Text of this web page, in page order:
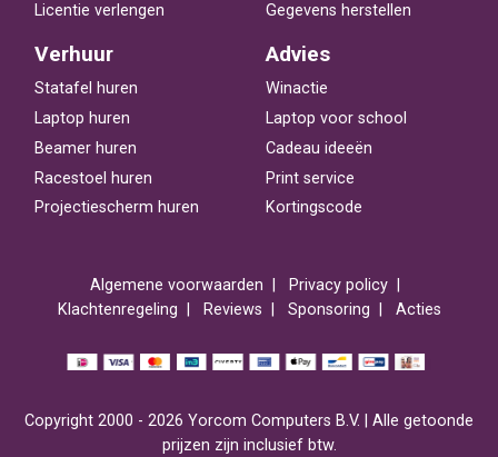
Licentie verlengen
Gegevens herstellen
Verhuur
Statafel huren
Laptop huren
Beamer huren
Racestoel huren
Projectiescherm huren
Advies
Winactie
Laptop voor school
Cadeau ideeën
Print service
Kortingscode
Algemene voorwaarden
Privacy policy
Klachtenregeling
Reviews Sponsoring Acties
Copyright 2000 - 2026 Yorcom Computers B.V. | Alle getoonde
prijzen zijn inclusief btw.